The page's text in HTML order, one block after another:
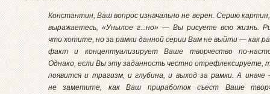
Константин, Ваш вопрос изначально не верен. Серию
выражаетесь, «Унылое г...но» — Вы рисуете всю жизнь.
что хотите, но за рамки данной серии Вам не выйти — как
факт и концептуализирует Ваше творчество по-
Однако, если Вы эту заданность честно отрефлексируете,
появится и трагизм, и глубина, и выход за рамки. А
не заметите, как Ваш приработок съест Ваше